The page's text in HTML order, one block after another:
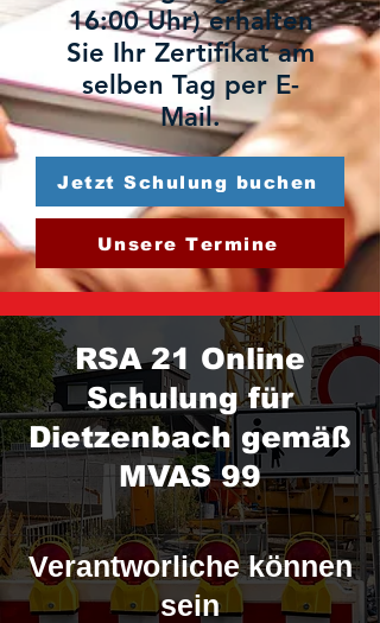
16:00 Uhr) erhalten
Sie Ihr Zertifikat am
selben Tag per E-
Mail.
Jetzt Schulung buchen
Unsere Termine
RSA 21 Online
Schulung für
Dietzenbach gemäß
MVAS 99
Verantworliche können
sein